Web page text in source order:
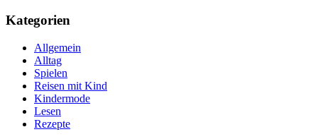
Kategorien
Allgemein
Alltag
Spielen
Reisen mit Kind
Kindermode
Lesen
Rezepte